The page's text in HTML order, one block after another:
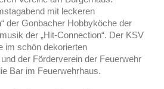
mit leckeren
der Gonbacher Hobbyköche der
der „Hit-Connection“. Der KSV
im schön dekorierten
der Förderverein der Feuerwehr
Bar im Feuerwehrhaus.